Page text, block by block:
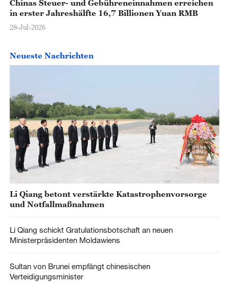
Chinas Steuer- und Gebühreneinnahmen erreichen
in erster Jahreshälfte 16,7 Billionen Yuan RMB
28-Jul-2026
Neueste Nachrichten
Li Qiang betont verstärkte Katastrophenvorsorge
und Notfallmaßnahmen
Li Qiang schickt Gratulationsbotschaft an neuen
Ministerpräsidenten Moldawiens
Sultan von Brunei empfängt chinesischen
Verteidigungsminister